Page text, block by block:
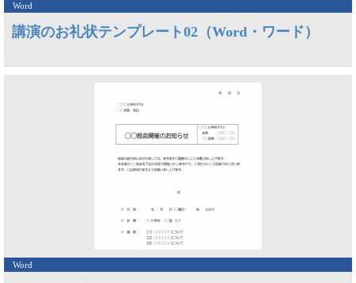
Word
講演のお礼状テンプレート02（Word・ワード）
Word